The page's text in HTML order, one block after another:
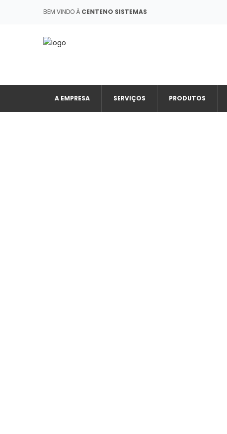
BEM VINDO À CENTENO SISTEMAS
A EMPRESA SERVIÇOS PRODUTOS